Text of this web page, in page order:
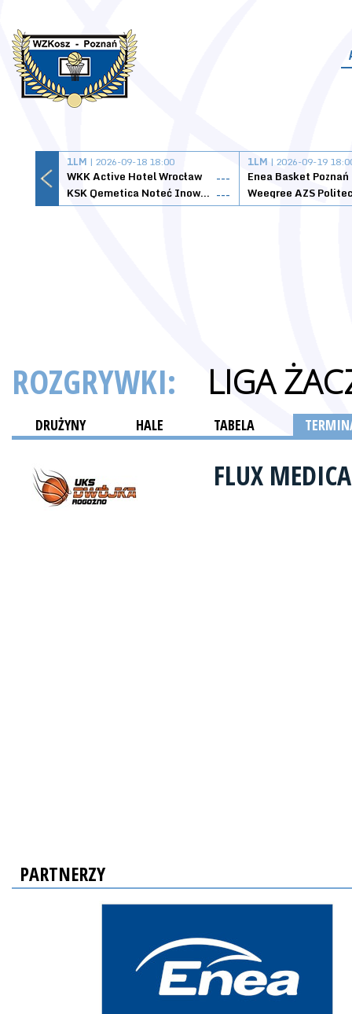
1LM | 2026-09-18 18:00
WKK Active Hotel Wrocław
---
KSK Qemetica Noteć Inowrocław ---
1LM | 2026-09-19
Enea Basket Poznań
ROZGRYWKI: LIGA
DRUŻYNY HALE TABELA
FLUX
PARTNERZY